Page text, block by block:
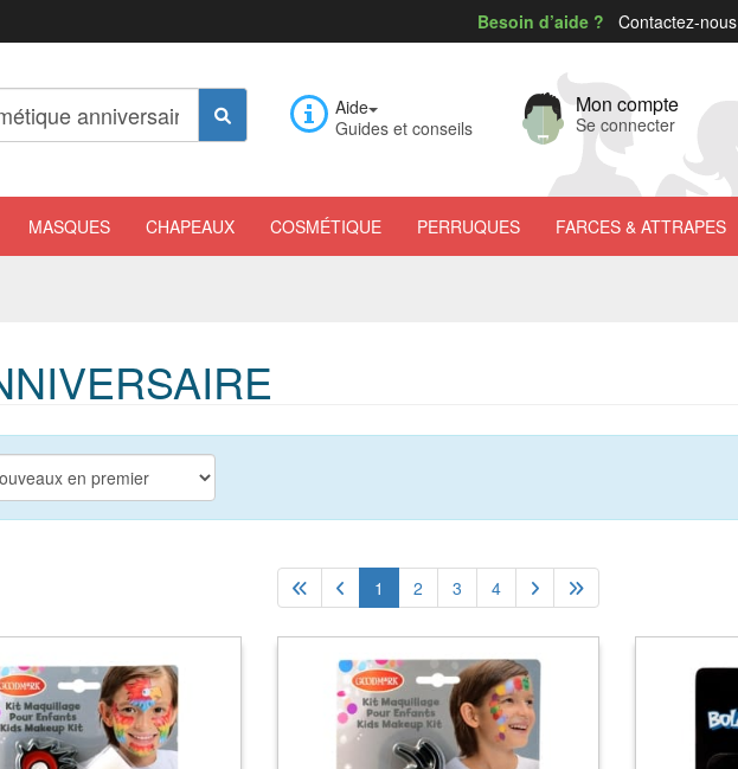
Besoin d’aide ? Contactez-
Aide
Guides et conseils
Mon compte
Se connecter
MASQUES CHAPEAUX COSMÉTIQUE PERRUQUES FARCES & ATTRAPES
1 2 3 4